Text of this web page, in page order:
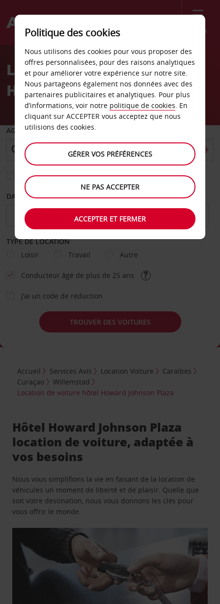
Menu
Welcome
AvisLocation de voiture hôtel
Howard Johnson Plaza
AGENCE DE DÉPART
Sélectionnez une autre agence de retour
DATE DE DÉPART DATE DE RETOUR
TYPE DE LOCATION
Loisir
Travail Autre
Conducteur âgé de plus de 25 ans
J’ai un code de réduction
TROUVER DES VOITURES
Accueil Services Avis Location Voiture
Caraïbes
Curaçao
Willemstad
Location de voiture hôtel Howard Johnson Plaza
Hôtel Howard Johnson Plaza
location de voiture, adaptée à
vos besoins
Nous vous simplifions la vie en faisant de la location de
véhicules un moment de liberté et de plaisir. Quelle que
soit votre destination, nous vous donnons les clés pour
vous offrir le monde.
Politique des cookies
Nous utilisons des cookies pour vous proposer des
offres personnalisées, pour des raisons analytiques
et pour améliorer votre expérience sur notre site.
Nous partageons également nos données avec des
partenaires publicitaires et analytiques. Pour plus
d’informations, voir notre politique de cookies. En
cliquant sur ACCEPTER vous acceptez que nous
utilisions des cookies.
GÉRER VOS PRÉFÉRENCES
NE PAS ACCEPTER
ACCEPTER ET FERMER